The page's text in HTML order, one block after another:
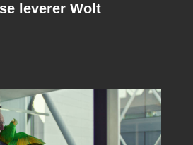
leverer Wolt